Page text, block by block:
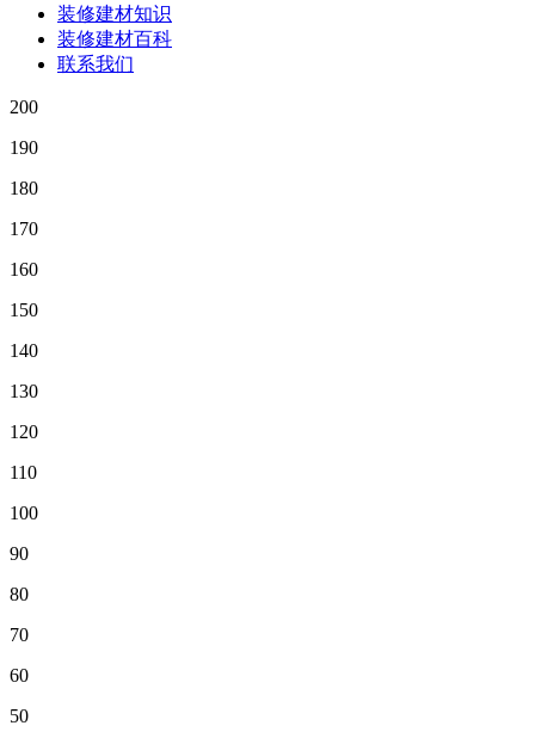
装修建材知识
装修建材百科
联系我们
200
190
180
170
160
150
140
130
120
110
100
90
80
70
60
50